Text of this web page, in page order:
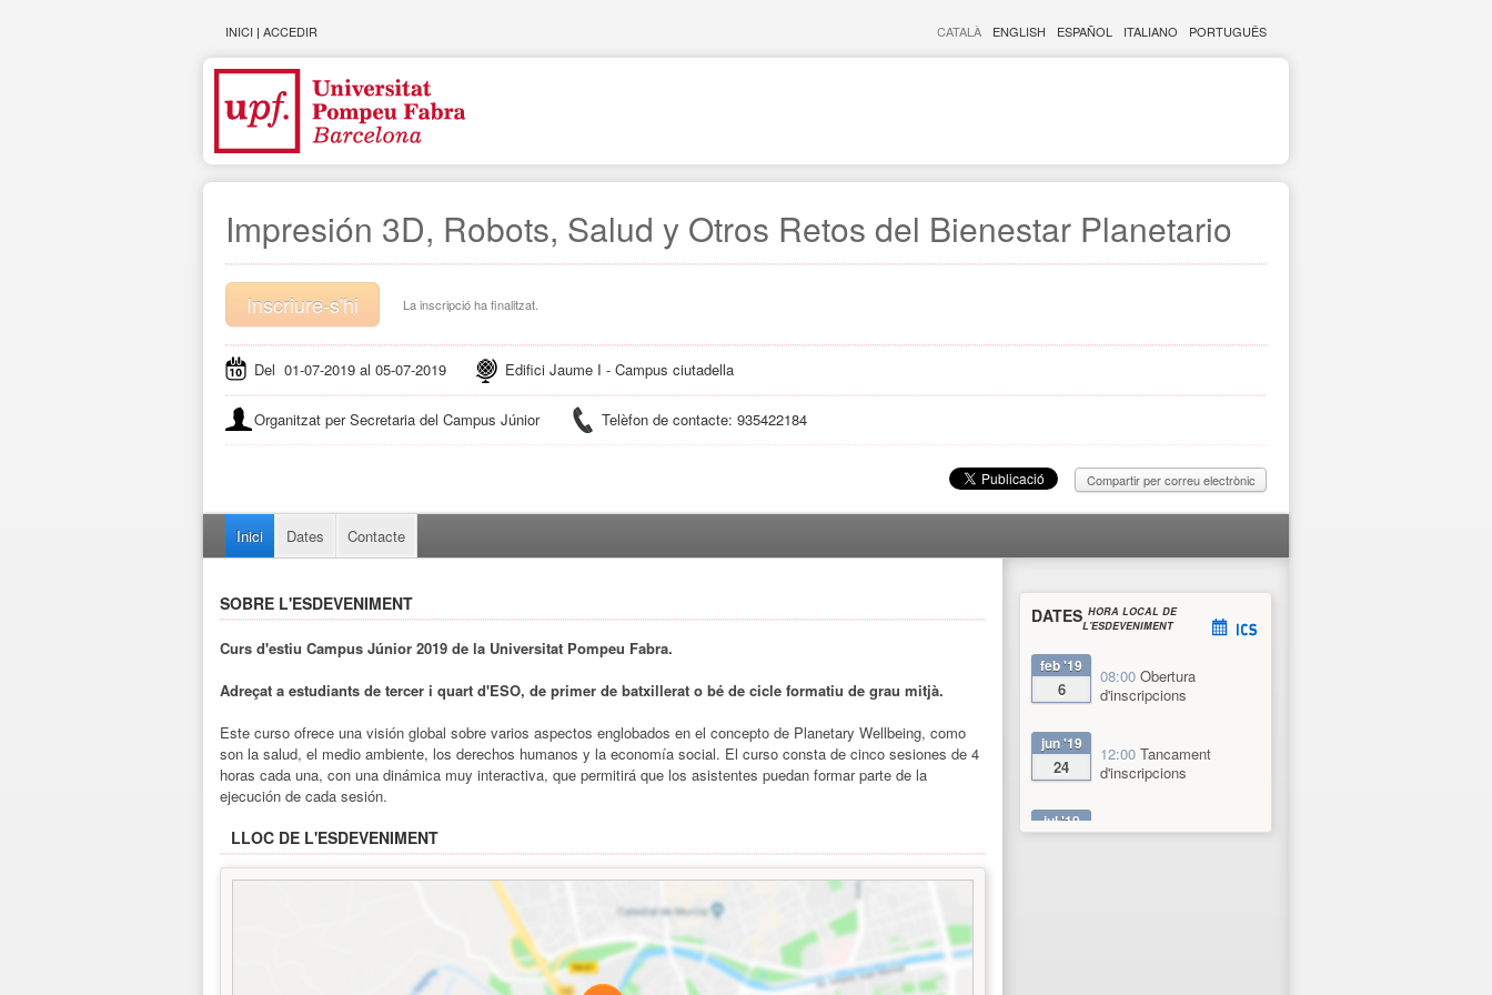
INICI | ACCEDIR CATALÀ ENGLISH ESPAÑOL ITALIANO PORTUGUÊS
Impresión 3D, Robots, Salud y Otros Retos del Bienestar Planetario
La inscripció ha finalitzat.
Inscriure-s'hi
Del 01-07-2019 al 05-07-2019 Edifici Jaume I - Campus ciutadella
Organitzat per Secretaria del Campus Júnior Telèfon de contacte: 935422184
Compartir per correu electrònic
Inici Dates Contacte
SOBRE L'ESDEVENIMENT
Curs d'estiu Campus Júnior 2019 de la Universitat Pompeu Fabra.
Adreçat a estudiants de tercer i quart d'ESO, de primer de batxillerat o bé de cicle formatiu de grau mitjà.
Este curso ofrece una visión global sobre varios aspectos englobados en el concepto de Planetary Wellbeing, como
son la salud, el medio ambiente, los derechos humanos y la economía social. El curso consta de cinco sesiones de 4
horas cada una, con una dinámica muy interactiva, que permitirá que los asistentes puedan formar parte de la
ejecución de cada sesión.
LLOC DE L'ESDEVENIMENT
DATES HORA LOCAL DE
L'ESDEVENIMENT
feb '19
6
08:00 Obertura
d'inscripcions
jun '19
24
12:00 Tancament
d'inscripcions
jul '19 09:30Data d'inici